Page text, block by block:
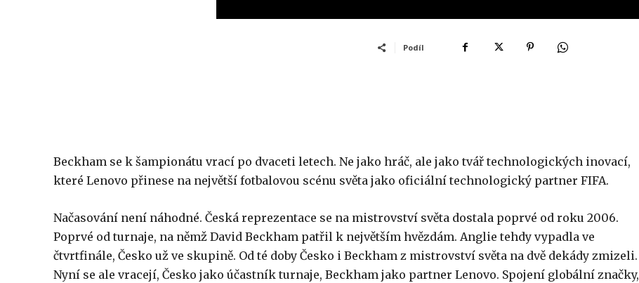
Podíl
Beckham se k šampionátu vrací po dvaceti letech. Ne jako hráč, ale jako tvář technologických inovací,
které Lenovo přinese na největší fotbalovou scénu světa jako oficiální technologický partner FIFA.
Načasování není náhodné. Česká reprezentace se na mistrovství světa dostala poprvé od roku 2006.
Poprvé od turnaje, na němž David Beckham patřil k největším hvězdám. Anglie tehdy vypadla ve
čtvrtfinále, Česko už ve skupině. Od té doby Česko i Beckham z mistrovství světa na dvě dekády zmizeli.
Nyní se ale vracejí, Česko jako účastník turnaje, Beckham jako partner Lenovo. Spojení globální značky,